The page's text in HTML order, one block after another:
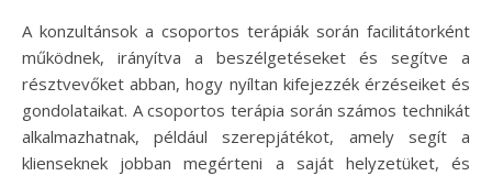
A konzultánsok a csoportos terápiák során facilitátorként
működnek, irányítva a beszélgetéseket és segítve a
résztvevőket abban, hogy nyíltan kifejezzék érzéseiket és
gondolataikat. A csoportos terápia során számos technikát
alkalmazhatnak, például szerepjátékot, amely segít a
klienseknek jobban megérteni a saját helyzetüket, és